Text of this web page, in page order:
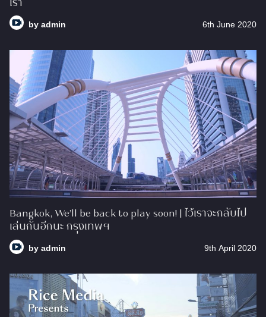
byadmin 6th June 2020
Bangkok, We’ll be back to play soon! | ไว้เราจะกลับไป
เล่นกันอีกนะ กรุงเทพฯ
byadmin 9th April 2020